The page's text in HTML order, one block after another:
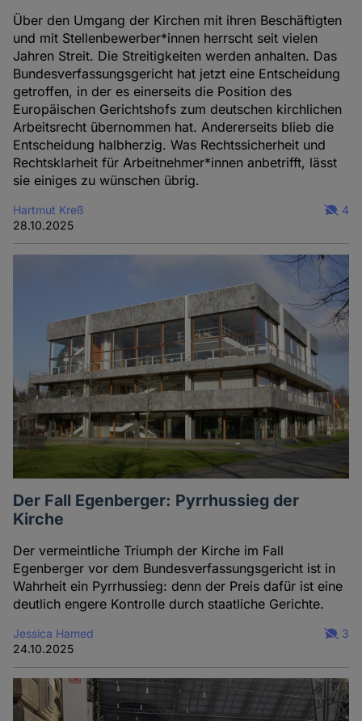
Über den Umgang der Kirchen mit ihren Beschäftigten
und mit Stellenbewerber*innen herrscht seit vielen
Jahren Streit. Die Streitigkeiten werden anhalten. Das
Bundesverfassungsgericht hat jetzt eine Entscheidung
getroffen, in der es einerseits die Position des
Europäischen Gerichtshofs zum deutschen kirchlichen
Arbeitsrecht übernommen hat. Andererseits blieb die
Entscheidung halbherzig. Was Rechtssicherheit und
Rechtsklarheit für Arbeitnehmer*innen anbetrifft, lässt
sie einiges zu wünschen übrig.
Hartmut Kreß
28.10.2025
4
Der Fall Egenberger: Pyrrhussieg der
Kirche
Der vermeintliche Triumph der Kirche im Fall
Egenberger vor dem Bundesverfassungsgericht ist in
Wahrheit ein Pyrrhussieg: denn der Preis dafür ist eine
deutlich engere Kontrolle durch staatliche Gerichte.
Jessica Hamed
24.10.2025
3